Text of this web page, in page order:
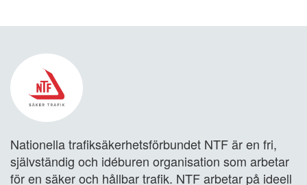
Nationella trafiksäkerhetsförbundet NTF är en fri,
självständig och idéburen organisation som arbetar
för en säker och hållbar trafik. NTF arbetar på ideell